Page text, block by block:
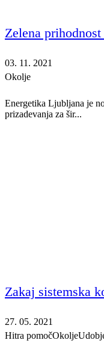
Zelena
03. 11. 2021
Okolje
Energetika Ljubljana je
prizadevanja za šir...
Zakaj sistemska
27. 05. 2021
Hitra pomočOkolje